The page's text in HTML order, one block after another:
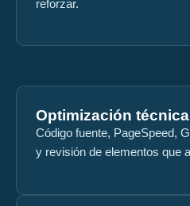
reforzar.
Optimización técnica
Código fuente, PageSpeed,
y revisión de elementos que